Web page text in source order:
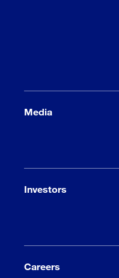
Media
Investors
Careers